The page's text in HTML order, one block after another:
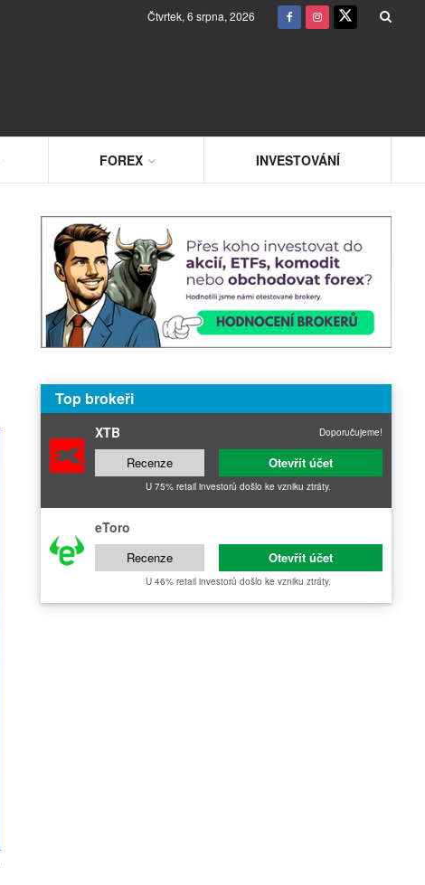
Čtvrtek, 6 srpna, 2026
FOREX INVESTOVÁNÍ
Top brokeři
XTB Doporučujeme!
Recenze Otevřít účet
U 75% retail investorů došlo ke vzniku ztráty.
eToro
Recenze Otevřít účet
U 46% retail investorů došlo ke vzniku ztráty.